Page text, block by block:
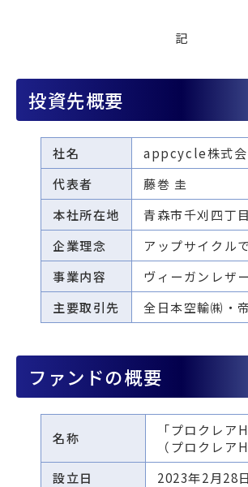
記
投資先概要
社名 appcycle株式
代表者
藤巻 圭
本社所在地
青森市千刈四丁
企業理念
アップサイクル
事業内容
ヴィーガンレザ
主要取引先
全日本空輸㈱・
ファンドの概要
名称
「プロクレ
（プロクレ
設立日
2023年2月28